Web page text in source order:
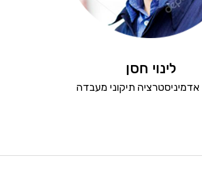
לינוי חסן
תיקוני מעבדה